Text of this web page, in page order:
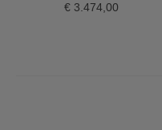
€3.474,00